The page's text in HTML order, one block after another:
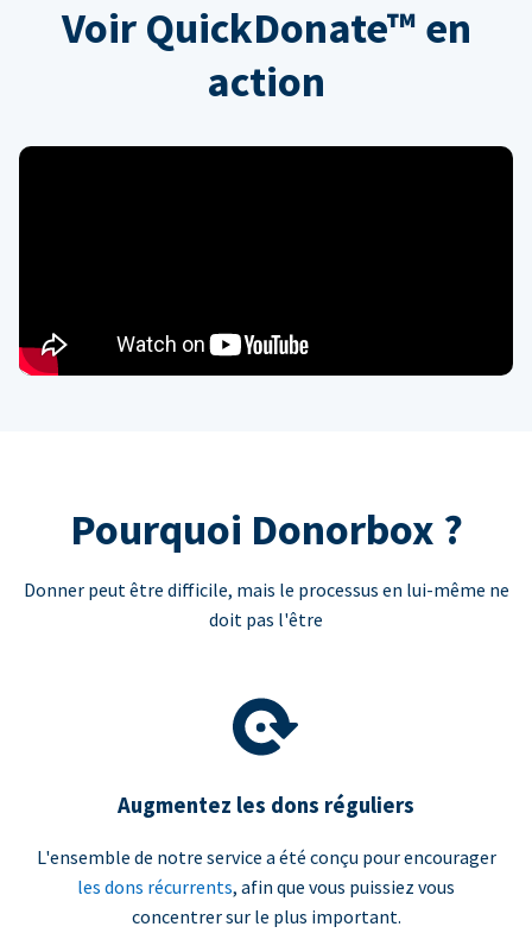
Voir QuickDonate™ en
action
Pourquoi Donorbox ?
Donner peut être difficile, mais le processus en lui-même ne
doit pas l'être
Augmentez les dons réguliers
L'ensemble de notre service a été conçu pour encourager
les dons récurrents, afin que vous puissiez vous
concentrer sur le plus important.